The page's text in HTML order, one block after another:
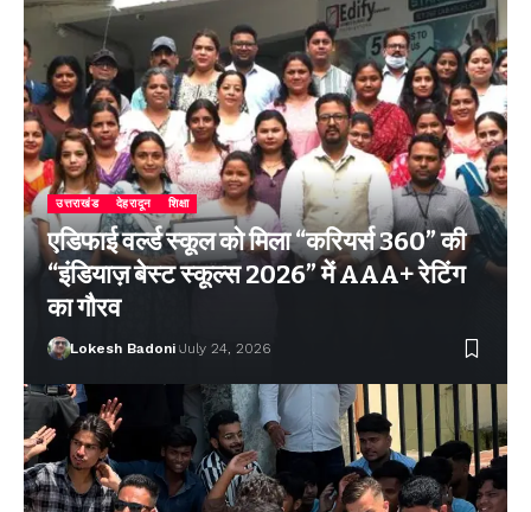
उत्तराखंड देहरादून शिक्षा
एडिफाई वर्ल्ड स्कूल को मिला “करियर्स 360” की
“इंडियाज़ बेस्ट स्कूल्स 2026” में AAA+ रेटिंग
का गौरव
Lokesh Badoni July 24, 2026